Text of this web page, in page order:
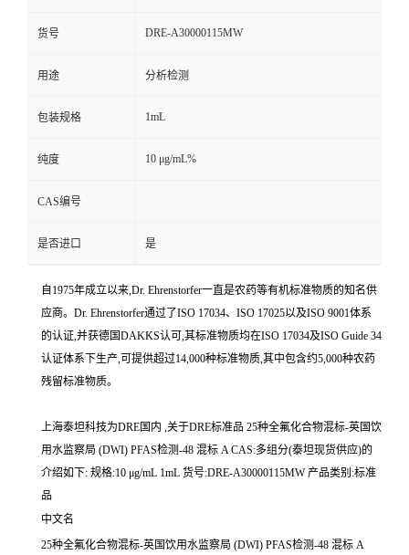
货号 DRE-A30000115MW
用途 分析检测
包装规格 1mL
纯度 10 μg/mL%
CAS编号
是否进口 是
自1975年成立以来,Dr. Ehrenstorfer一直是农药等有机标准物质的知名供
应商。Dr. Ehrenstorfer通过了ISO 17034、ISO 17025以及ISO 9001体系
的认证,并获德国DAKKS认可,其标准物质均在ISO 17034及ISO Guide 34
认证体系下生产,可提供超过14,000种标准物质,其中包含约5,000种农药
残留标准物质。
上海泰坦科技为DRE国内 ,关于DRE标准品 25种全氟化合物混标-英国饮
用水监察局 (DWI) PFAS检测-48 混标 A CAS:多组分(泰坦现货供应)的
介绍如下: 规格:10 μg/mL 1mL 货号:DRE-A30000115MW 产品类别:标准
品
中文名
25种全氟化合物混标-英国饮用水监察局 (DWI) PFAS检测-48 混标 A